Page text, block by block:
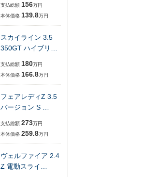
支払総額 156万円
本体価格 139.8万円
スカイライン 3.5
350GT ハイブリ…
支払総額 180万円
本体価格 166.8万円
フェアレディZ 3.5
バージョン S …
支払総額 273万円
本体価格 259.8万円
ヴェルファイア 2.4
Z 電動スライ…